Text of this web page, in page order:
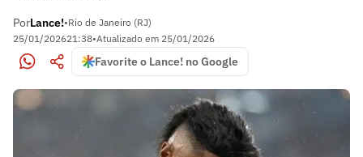
PorLance!•Rio de Janeiro (RJ)
25/01/202621:38•Atualizado em 25/01/2026
Favorite o Lance! no Google